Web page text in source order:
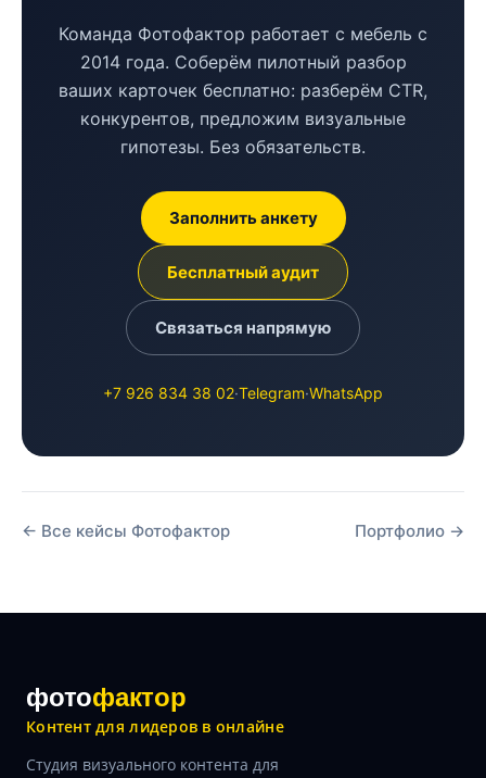
Команда Фотофактор работает с мебель с
2014 года. Соберём пилотный разбор
ваших карточек бесплатно: разберём CTR,
конкурентов, предложим визуальные
гипотезы. Без обязательств.
Заполнить анкету
Бесплатный аудит
Связаться напрямую
+7 926 834 38 02·Telegram·WhatsApp
← Все кейсы Фотофактор Портфолио →
фотофактор
Контент для лидеров в онлайне
Студия визуального контента для